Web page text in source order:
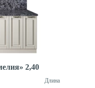
2,40